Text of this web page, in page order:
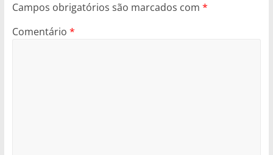
Campos obrigatórios são marcados com *
Comentário *